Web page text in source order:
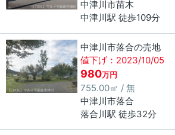
中津川市苗木
中津川駅 徒歩109分
中津川市落合の売地
値下げ：2023/10/05
980万円
755.00㎡ / 無
中津川市落合
落合川駅 徒歩32分